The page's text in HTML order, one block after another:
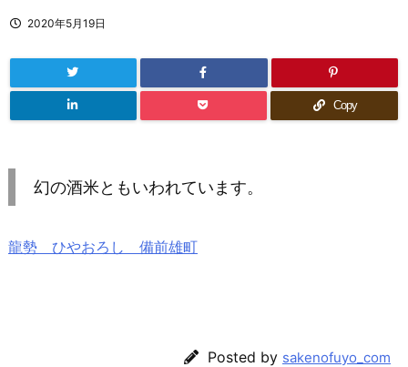
2020年5月19日
Copy
幻の酒米ともいわれています。
龍勢 ひやおろし 備前雄町
Posted by sakenofuyo_com